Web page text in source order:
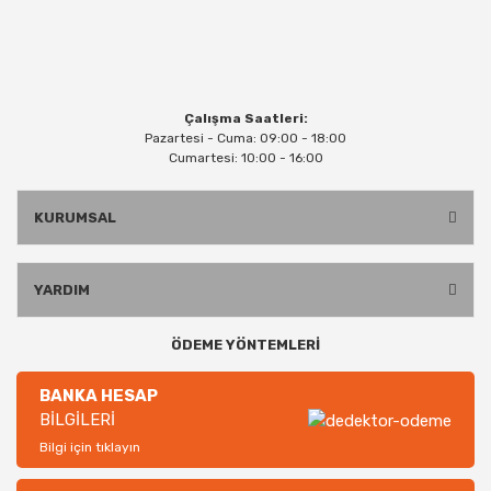
Çalışma Saatleri:
Pazartesi - Cuma: 09:00 - 18:00
Cumartesi: 10:00 - 16:00
KURUMSAL
YARDIM
ÖDEME YÖNTEMLERİ
BANKA HESAP
BİLGİLERİ
Bilgi için tıklayın